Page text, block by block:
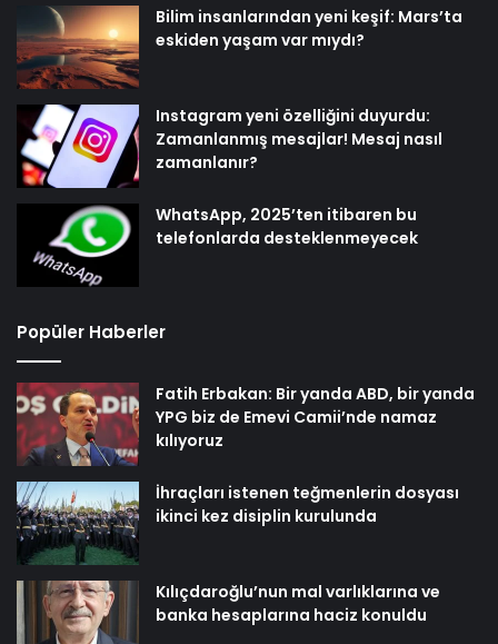
Bilim insanlarından yeni keşif: Mars’ta
eskiden yaşam var mıydı?
Instagram yeni özelliğini duyurdu:
Zamanlanmış mesajlar! Mesaj nasıl
zamanlanır?
WhatsApp, 2025’ten itibaren bu
telefonlarda desteklenmeyecek
Popüler Haberler
Fatih Erbakan: Bir yanda ABD, bir yanda
YPG biz de Emevi Camii’nde namaz
kılıyoruz
İhraçları istenen teğmenlerin dosyası
ikinci kez disiplin kurulunda
Kılıçdaroğlu’nun mal varlıklarına ve
banka hesaplarına haciz konuldu